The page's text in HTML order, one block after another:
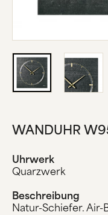
ÜBER UNS
SCHWARZWALD
KONTAKT
WANDUHR
Uhrwerk
Quarzwerk
Beschreibung
Natur-Schiefer.